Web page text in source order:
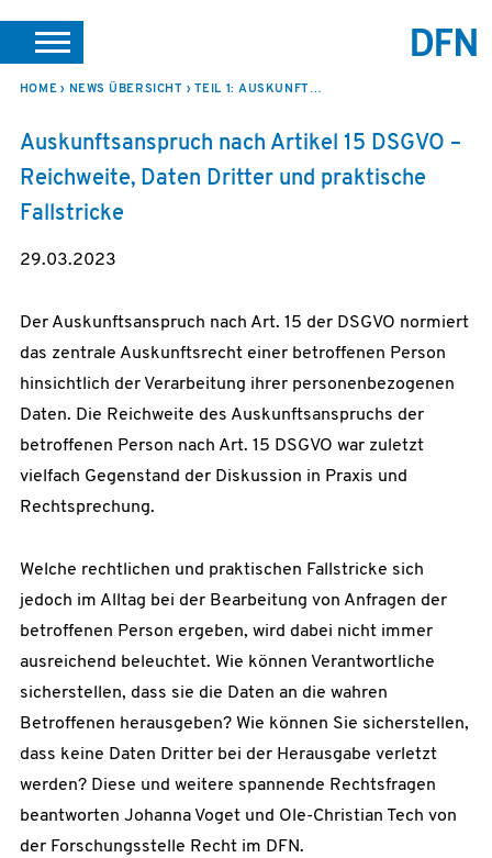
SUCHE PORTALE SUPPORT JOBS LEICHTE SPRACHE
VEREIN INTERN
HOME NEWS ÜBERSICHT TEIL 1: AUSKUNFTSANSPRUCH NACH ARTIKEL 15 DSGVO
Auskunftsanspruch nach Artikel 15 DSGVO –
Reichweite, Daten Dritter und praktische
Fallstricke
29.03.2023
Der Auskunftsanspruch nach Art. 15 der DSGVO normiert
das zentrale Auskunftsrecht einer betroffenen Person
hinsichtlich der Verarbeitung ihrer personenbezogenen
Daten. Die Reichweite des Auskunftsanspruchs der
betroffenen Person nach Art. 15 DSGVO war zuletzt
vielfach Gegenstand der Diskussion in Praxis und
Rechtsprechung.
Welche rechtlichen und praktischen Fallstricke sich
jedoch im Alltag bei der Bearbeitung von Anfragen der
betroffenen Person ergeben, wird dabei nicht immer
ausreichend beleuchtet. Wie können Verantwortliche
sicherstellen, dass sie die Daten an die wahren
Betroffenen herausgeben? Wie können Sie sicherstellen,
dass keine Daten Dritter bei der Herausgabe verletzt
werden? Diese und weitere spannende Rechtsfragen
beantworten Johanna Voget und Ole-Christian Tech von
der Forschungsstelle Recht im DFN.